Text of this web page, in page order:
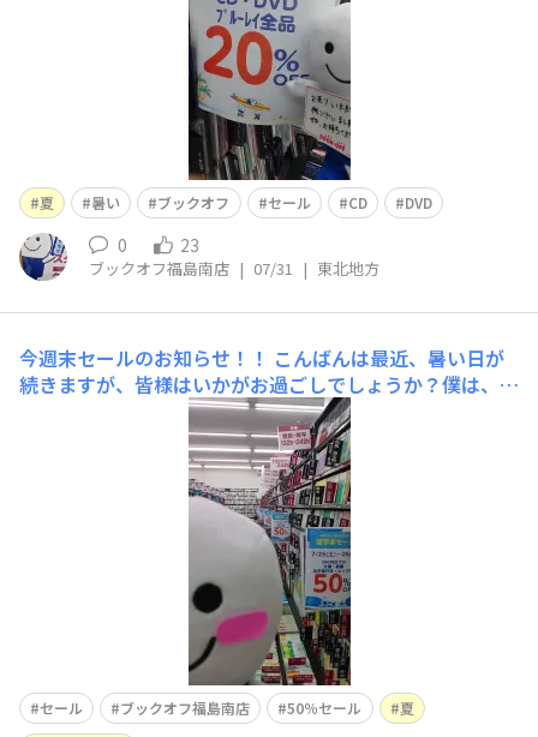
夏 暑い ブックオフ セール CD DVD
0 23
ブックオフ福島南店 | 07/31 | 東北地方
今週末セールのお知らせ！！ こんばんは最近、暑い日が
続きますが、皆様はいかがお過ごしでしょうか？僕は、日
焼けしないように心がけています☺今週末セールのお知ら
せいたします。探していた本がお安くなるかもしれませ
ん。これから更に暑くなるので、お家で涼しく、読書など
いかがでしょうか？夏を楽しもう(^^♪
セール ブックオフ福島南店 50％セール
夏